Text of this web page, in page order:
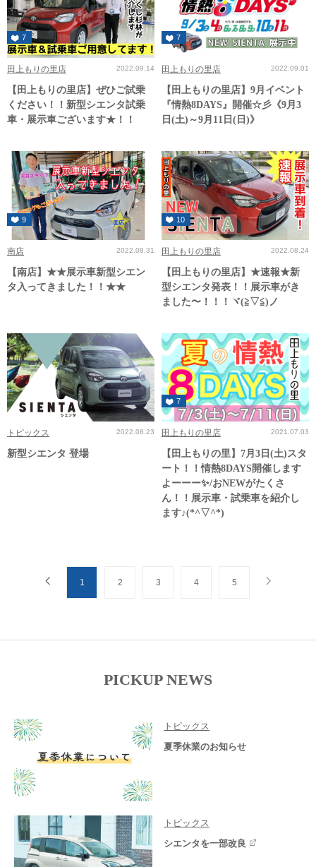
7
田上もりの里店 2022.09.14
【田上もりの里店】ぜひご試乗
ください！！新型シエンタ試乗
車・展示車ございます★！！
7
田上もりの里店 2022.09.01
【田上もりの里店】9月イベント
『情熱8DAYS』開催☆彡《9月3
日(土)～9月11日(日)》
9
南店 2022.08.31
【南店】★★展示車新型シエン
タ入ってきました！！★★
10
田上もりの里店 2022.08.24
【田上もりの里店】★速報★新
型シエンタ発表！！展示車がき
ました〜！！！ヾ(≧▽≦)ノ
トピックス 2022.08.23
新型シエンタ 登場
7
田上もりの里店 2021.07.03
【田上もりの里】7月3日(土)スタ
ート！！情熱8DAYS開催します
よーーー✨/おNEWがたくさ
ん！！展示車・試乗車を紹介し
ます♪(*^▽^*)
1 2 3 4 5
PICKUP NEWS
トピックス
夏季休業のお知らせ
トピックス
シエンタを一部改良